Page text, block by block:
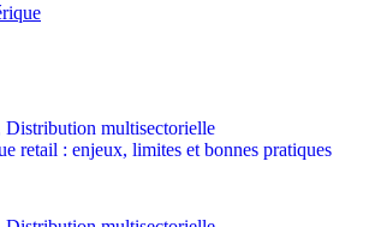
multisectorielle
retail : enjeux, limites et bonnes pratiques